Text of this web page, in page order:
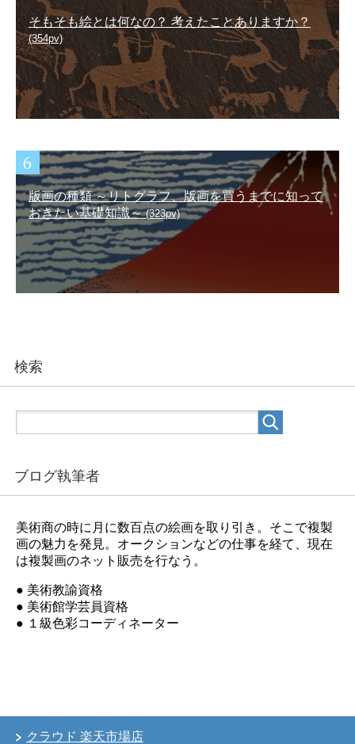
そもそも絵とは何なの？ 考えたことありますか？
(354pv)
版画の種類 ～リトグラフ、版画を買うまでに知って
おきたい基礎知識～(323pv)
検索
ブログ執筆者
美術商の時に月に数百点の絵画を取り引き。そこで複製
画の魅力を発見。オークションなどの仕事を経て、現在
は複製画のネット販売を行なう。
● 美術教諭資格
● 美術館学芸員資格
● １級色彩コーディネーター
クラウド 楽天市場店